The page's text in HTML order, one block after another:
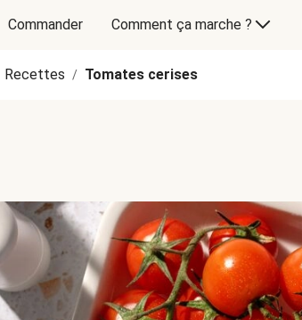
Commander Comment ça marche ?
Recettes / Tomates cerises